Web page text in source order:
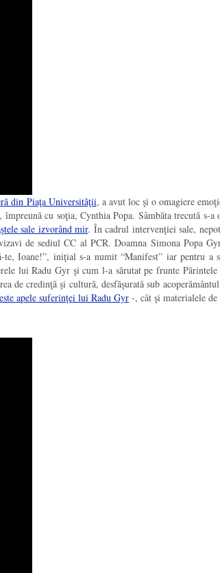
din Piaţa Universităţii, a avut loc şi o omagiere
împreună cu soţia, Cynthia Popa. Sâmbăta trecută s-
sale izvorând mir. În cadrul intervenţiei sale,
de sediul CC al PCR. Doamna Simona Popa
Ioane!”, iniţial s-a numit “Manifest” iar pentru
lui Radu Gyr şi cum l-a sărutat pe frunte
de credinţă şi cultură, desfăşurată sub
apele suferinţei lui Radu Gyr -, cât şi materialele de